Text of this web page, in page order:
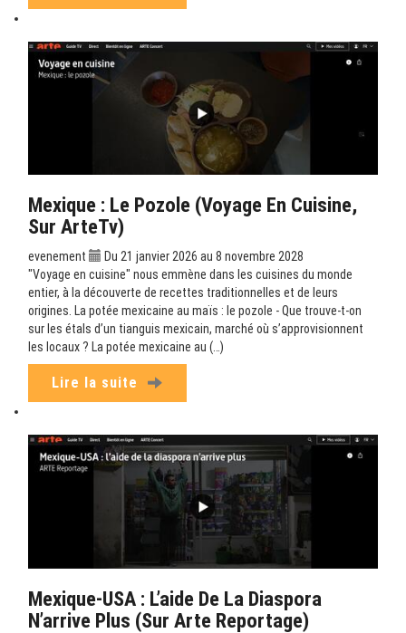
Mexique : Le Pozole (Voyage En Cuisine,
Sur ArteTv)
evenement
Du 21 janvier 2026 au 8 novembre 2028
"Voyage en cuisine" nous emmène dans les cuisines du monde
entier, à la découverte de recettes traditionnelles et de leurs
origines. La potée mexicaine au maïs : le pozole - Que trouve-t-on
sur les étals d’un tianguis mexicain, marché où s’approvisionnent
les locaux ? La potée mexicaine au (…)
Lire la suite
Mexique-USA : L’aide De La Diaspora
N’arrive Plus (sur Arte Reportage)